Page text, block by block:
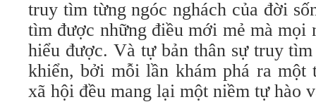
truy tìm từng ngóc nghách của đời
tìm được những điều mới mẻ mà mọi
hiểu được. Và tự bản thân sự truy
khiển, bởi mỗi lần khám phá ra một
xã hội đều mang lại một niềm tự hào